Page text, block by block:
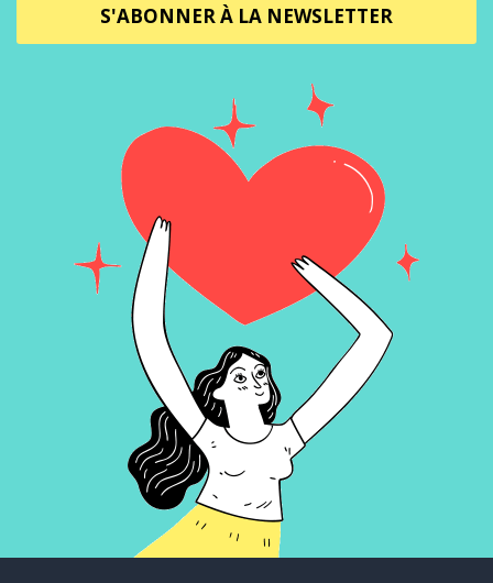
S'ABONNER À LA NEWSLETTER